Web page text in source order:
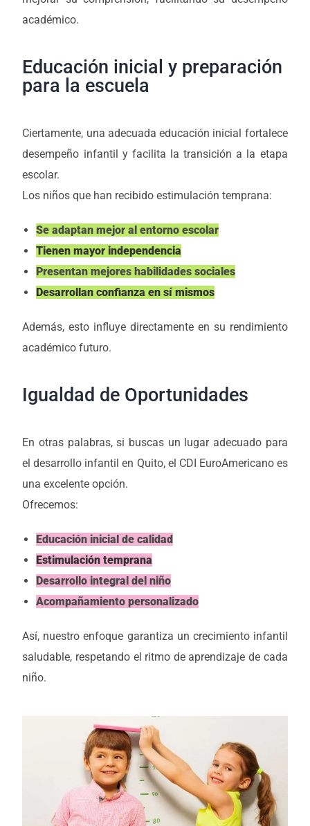
académico.
Educación inicial y preparación
para la escuela
Ciertamente, una adecuada educación inicial fortalece
desempeño infantil y facilita la transición a la etapa
escolar.
Los niños que han recibido estimulación temprana:
Se adaptan mejor al entorno escolar
Tienen mayor independencia
Presentan mejores habilidades sociales
Desarrollan confianza en sí mismos
Además, esto influye directamente en su rendimiento
académico futuro.
Igualdad de Oportunidades
En otras palabras, si buscas un lugar adecuado para
el desarrollo infantil en Quito, el CDI EuroAmericano es
una excelente opción.
Ofrecemos:
Educación inicial de calidad
Estimulación temprana
Desarrollo integral del niño
Acompañamiento personalizado
Así, nuestro enfoque garantiza un crecimiento infantil
saludable, respetando el ritmo de aprendizaje de cada
niño.